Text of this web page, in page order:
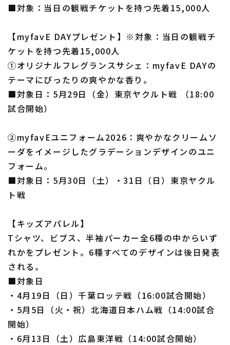
■対象：当日の観戦チケットを持つ先着15,000人
【myfavE DAYプレゼント】※対象：当日の観戦チ
ケットを持つ先着15,000人
①オリジナルフレグランスサシェ：myfavE DAYの
テーマにぴったりの爽やかな香り。
■対象日：5月29日（金）東京ヤクルト戦 （18:00
試合開始）
➁myfavEユニフォーム2026：爽やかなクリームソ
ーダをイメージしたグラデーションデザインのユニ
フォーム。
■対象日：5月30日（土）・31日（日）東京ヤクル
ト戦
【キッズアパレル】
Tシャツ、ビブス、半袖パーカー全6種の中からいず
れかをプレゼント。6種すべてのデザインは後日発表
される。
■対象日
・4月19日（日）千葉ロッテ戦（16:00試合開始）
・5月5日（火・祝）北海道日本ハム戦（14:00試合
開始）
・6月13日（土）広島東洋戦（14:00試合開始）